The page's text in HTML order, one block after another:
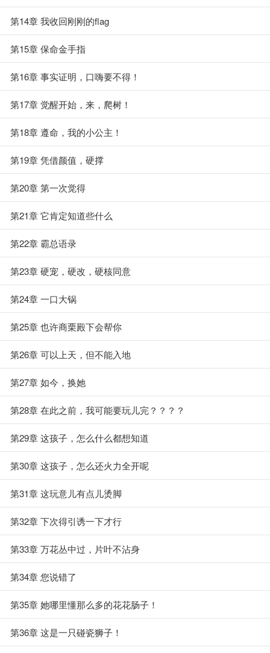
第14章 我收回刚刚的flag
第15章 保命金手指
第16章 事实证明，口嗨要不得！
第17章 觉醒开始，来，爬树！
第18章 遵命，我的小公主！
第19章 凭借颜值，硬撑
第20章 第一次觉得
第21章 它肯定知道些什么
第22章 霸总语录
第23章 硬宠，硬改，硬核同意
第24章 一口大锅
第25章 也许商栗殿下会帮你
第26章 可以上天，但不能入地
第27章 如今，换她
第28章 在此之前，我可能要玩儿完？？？？
第29章 这孩子，怎么什么都想知道
第30章 这孩子，怎么还火力全开呢
第31章 这玩意儿有点儿烫脚
第32章 下次得引诱一下才行
第33章 万花丛中过，片叶不沾身
第34章 您说错了
第35章 她哪里懂那么多的花花肠子！
第36章 这是一只碰瓷狮子！